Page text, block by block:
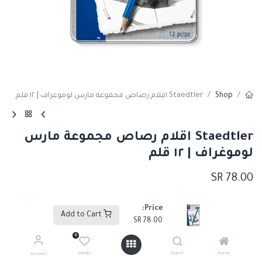
Price:
78.00
Home
Search
0
Wishlist
Account
Shop Staedtler اقلام رصاص مجموعة مارس لوموغراف | ١٢ قلم
Staedtler اقلام رصاص مجموعة مارس
لوموغراف | ١٢ قلم
78.00
Add to Cart
إضافة إلى قائمة الأمنيات